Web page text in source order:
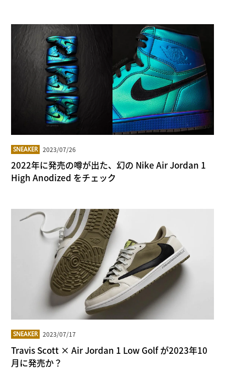
SNEAKER 2023/07/26
2022年に発売の噂が出た、幻の Nike Air Jordan 1
High Anodized をチェック
SNEAKER 2023/07/17
Travis Scott × Air Jordan 1 Low Golf が2023年10
月に発売か？